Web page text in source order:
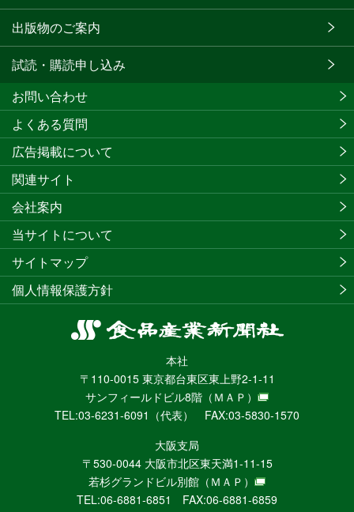
出版物のご案内
試読・購読申し込み
食
産
業
新
聞
社
ニ
ュ
ー
本社
〒110-0015 東京都台東区東上野2-1-11
サンフィールドビル8階 （ＭＡＰ）
TEL:03-6231-6091（代表） FAX:03-5830-1570
大阪支局
〒530-0044 大阪市北区東天満1-11-15
若杉グランドビル別館 （ＭＡＰ）
TEL:06-6881-6851 FAX:06-6881-6859
お問い合わせ
よくある質問
広告掲載について
関連サイト
会社案内
当サイトについて
サイトマップ
個人情報保護方針